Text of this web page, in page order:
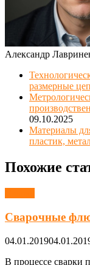
Александр
размерные
09.10.2025
Материалы
пластик,
Похожие
Сварочные
04.01.2019
В процессе сварки